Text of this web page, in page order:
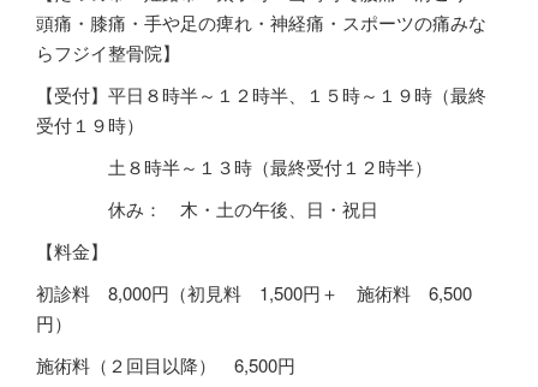
頭痛・膝痛・手や足の痺れ・神経痛・スポーツの痛みな
らフジイ整骨院】
【受付】平日８時半～１２時半、１５時～１９時（最終
受付１９時）
土８時半～１３時（最終受付１２時半）
休み： 木・土の午後、日・祝日
【料金】
初診料 8,000円（初見料 1,500円＋ 施術料 6,500
円）
施術料（２回目以降） 6,500円